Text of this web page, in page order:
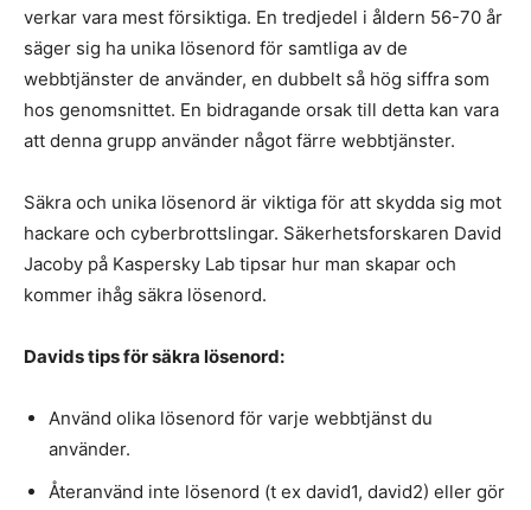
verkar vara mest försiktiga. En tredjedel i åldern 56-70 år
säger sig ha unika lösenord för samtliga av de
webbtjänster de använder, en dubbelt så hög siffra som
hos genomsnittet. En bidragande orsak till detta kan vara
att denna grupp använder något färre webbtjänster.
Säkra och unika lösenord är viktiga för att skydda sig mot
hackare och cyberbrottslingar. Säkerhetsforskaren David
Jacoby på Kaspersky Lab tipsar hur man skapar och
kommer ihåg säkra lösenord.
Davids tips för säkra lösenord:
Använd olika lösenord för varje webbtjänst du
använder.
Återanvänd inte lösenord (t ex david1, david2) eller gör